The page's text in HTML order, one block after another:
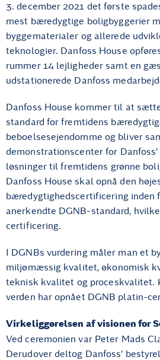
3. december 2021 det første
mest bæredygtige boligbyggerier
byggematerialer og allerede
teknologier. Danfoss House
rummer 14 lejligheder samt en
udstationerede Danfoss
Danfoss House kommer til at
standard for fremtidens
beboelsesejendomme og bliver
demonstrationscenter for
løsninger til fremtidens grønne
Danfoss House skal opnå den
bæredygtighedscertificering inden
anerkendte DGNB-standard,
certificering.
I DGNBs vurdering måler man et
miljømæssig kvalitet, økonomisk
teknisk kvalitet og proceskvalitet.
verden har opnået DGNB platin-
Virkeliggørelsen af visionen for
Ved ceremonien var Peter Mads
Derudover deltog Danfoss’